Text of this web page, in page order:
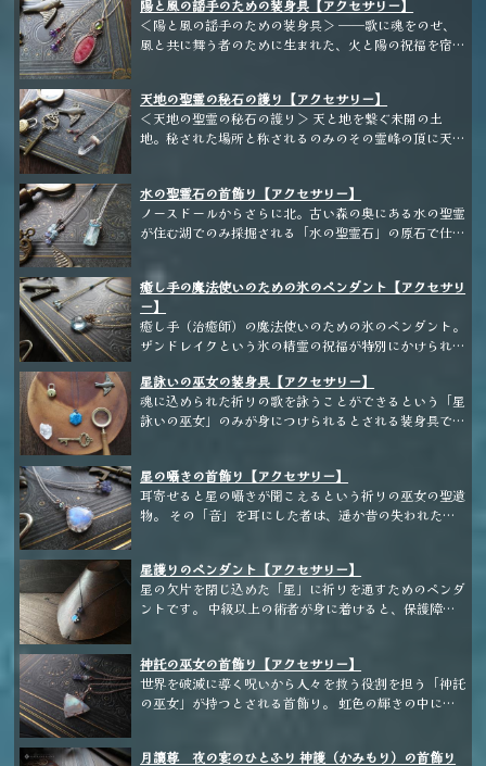
て、邪なる影を遠ざける • 変化の時期に、正しい方向へ
と導く 📿この装身具が、あなたの“お仕事の魔導具”とし
てお役に立てましたら幸いです。
ら。 千年かけてゆっくり結晶化した とても珍しい 美し
いペンダントなんですって。 持ち主に幸運のまじない
がかけてあるって言ってたっけ？ え？ペンダン
た、とか。 とにかく私が言いたいのは、 魔女がすっご
く、おっちょこちょいだってこと！
陽と風の謡手のための装身具【アクセサリー】
＜陽と風の謡手のための装身具＞ ──歌に魂をのせ、
風と共に舞う者のために生まれた、火と陽の祝福を宿す
ます。 陽の気が強く、陰を払う力に優れており、声に
宿る“癒し”と“歓び”の力を高めます。「陰」の気を帯び
た旋律を扱うことが多い場合は、調律のため枕元やお守
歌が、誰かの暗闇を照らす陽になりますように。 ーー
ーーーーーーーー 大粒のロードライトにパキスタン産
のペリドットを組み合わせたペンダントです。 大ぶり
が、落ち着いた雰囲気もあります。 シンプルなワンピ
ースやカットソーにもおすすめで、短くしてデコルテに
合わせていただいてもいいですし、ロングにして単一
で。複数個のペンダントとの重ね付けもおすすめです。
天地の聖霊の秘石の護り【アクセサリー】
＜天地の聖霊の秘石の護り＞ 天と地を繋ぐ未開の土
地。秘された場所と称されるのみのその霊峰の頂に天地
れれば水のように冷たく、耳を寄せれば風のような音が
聞こえ、眠る前に傍に置くとあらゆる邪を祓うと言われ
ています。 身に着ける者の魂に共鳴し、邪気や迷いを
る“真実の声”を目覚めさせ、一生を通して寄り添い続け
る特別な秘石です。 この石があなたを選ぶとき、人生
は静かに、しかし確かに動き出します。 ーーーーーー
ーーーーーーーー ヒマラヤ水晶の中でも産出量が少な
く、現在は乱掘を防ぐために厳しく管理がなされている
というマニハール産の水晶。淀みなく澄み渡る水を結晶
化したようだという、美しい透明度が特徴的な水晶で
す。マニハール産の水晶は密度が濃く、ゆっくりと結晶
化したのか脇水のような透明度の高い結晶が覆い稀有で
い、水晶としての透明感と成長線がお楽しみいただける
ひと品をご用意しました。 この世に二つとない特別な
原石水晶を、是非お楽しみください。
水の聖霊石の首飾り【アクセサリー】
ノースドールからさらに北。古い森の奥にある水の聖霊
が住む湖でのみ採掘される「水の聖霊石」の原石で仕立
びて見える時もあり、指先で触れるとその魔力の迸りに
驚くことかもしれません。 もし魔物に襲われても大丈
夫。水の聖霊石の魔力が、きっと持ち主を守ってくれる
ことでしょう。 ーーーーーーーーーーーーーーーーー
ー アクアマリン原石のペンダント
癒し手の魔法使いのための氷のペンダント【アクセサリ
ー】
癒し手（治癒師）の魔法使いのための氷のペンダント。
ザンドレイクという氷の精霊の祝福が特別にかけられた
ーーーーーー 魔法使いの皆さま、日々の生活に馴染む
魔法装身具をお探しではありませんか？ ここ100年間の
歴史を振り返っても、現代の魔法使いには「社会に溶け
る方も多いことでしょう。 特に、能力を最大限に高め
る装飾具は、あちらの世界の通常サイズではこちらの世
界で目を引きすぎることも。しかし、ご安心ください。
かりと引き出せる装身具を取り揃えております。 たと
えば、指先でそっと触れるだけで、ひんやりとした優し
い魔力の流れを感じることができる首飾り。身に着ける
だけで魔力循環を整え、日常の魔法をよりスムーズに発
ての力を最大限に活かしながら、日常の装いに溶け込む
デザインに仕上げております。 🜲今宵 おすすめ商品：
氷の女王の聖霊石 🜲 満月の夜に尖らせ、新月の夜に丁
を宿します。シンプルながらも気品あふれる輝きが、あ
星詠いの巫女の装身具【アクセサリー】
魂に込められた祈りの歌を詠うことができるという「星
詠いの巫女」のみが身につけられるとされる装身具で
用心。たった一人の「星詠い」を探し求める精霊達の世
界に迷い込まないように、心根を強く持っていてくださ
いね。 モチーフに込められた小さな魔女の祝福が、巫
アパタイトのペンダント
星の囁きの首飾り【アクセサリー】
耳寄せると星の囁きが聞こえるという祈りの巫女の聖遺
物。 その「音」を耳にした者は、遥か昔の失われた力
い輝きを以て応じるという。 ーーーーーーーーーーー
ーーーーーー ホワイトラブラドライト（ブルームーン
ストーン／れいんぼーむーんすとーん）のペンダント
星護りのペンダント【アクセサリー】
星の欠片を閉じ込めた「星」に祈りを通すためのペンダ
ントです。 中級以上の術者が身に着けると、保護障壁
×ホワイトラブラドライト
神託の巫女の首飾り【アクセサリー】
世界を破滅に導く呪いから人々を救う役割を担う「神託
の巫女」が持つとされる首飾り。 虹色の輝きの中に
す。
月讀尊 夜の宴のひとふり 神護（かみもり）の首飾り